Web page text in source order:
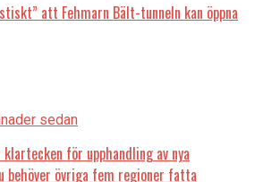
att Fehmarn Bält-tunneln kan öppna
sedan
klartecken för upphandling av nya
behöver övriga fem regioner fatta